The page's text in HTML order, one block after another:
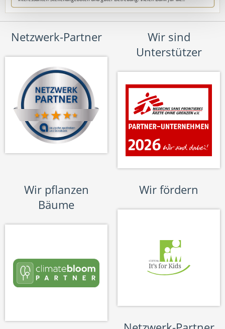
Netzwerk-Partner
Wir sind
Unterstützer
Wir pflanzen
Bäume
Wir fördern